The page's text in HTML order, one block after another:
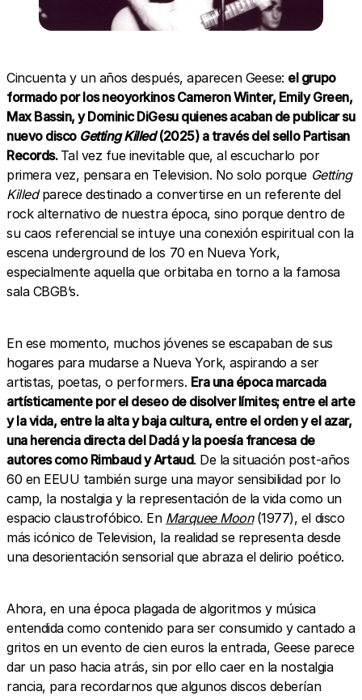
Cincuenta y un años después, aparecen Geese: el grupo
formado por los neoyorkinos Cameron Winter, Emily Green,
Max Bassin, y Dominic DiGesu quienes acaban de publicar su
nuevo disco Getting Killed(2025) a través del sello Partisan
Records. Tal vez fue inevitable que, al escucharlo por
primera vez, pensara en Television. No solo porque Getting
Killedparece destinado a convertirse en un referente del
rock alternativo de nuestra época, sino porque dentro de
su caos referencial se intuye una conexión espiritual con la
escena underground de los 70 en Nueva York,
especialmente aquella que orbitaba en torno a la famosa
sala CBGB’s.
En ese momento, muchos jóvenes se escapaban de sus
hogares para mudarse a Nueva York, aspirando a ser
artistas, poetas, o performers. Era una época marcada
artísticamente por el deseo de disolver límites; entre el arte
y la vida, entre la alta y baja cultura, entre el orden y el azar,
una herencia directa del Dadá y la poesía francesa de
autores como Rimbaud y Artaud. De la situación post-años
60 en EEUU también surge una mayor sensibilidad por lo
camp, la nostalgia y la representación de la vida como un
espacio claustrofóbico. En Marquee Moon(1977), el disco
más icónico de Television, la realidad se representa desde
una desorientación sensorial que abraza el delirio poético.
Ahora, en una época plagada de algoritmos y música
entendida como contenido para ser consumido y cantado a
gritos en un evento de cien euros la entrada, Geese parece
dar un paso hacia atrás, sin por ello caer en la nostalgia
rancia, para recordarnos que algunos discos deberían